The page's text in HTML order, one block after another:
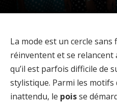
La mode est un cercle sans
réinventent et se relancent
qu’il est parfois difficile de
stylistique. Parmi les
inattendu, le poisse